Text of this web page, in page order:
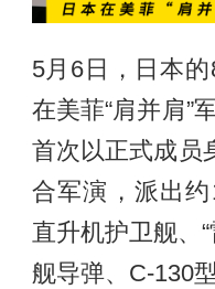
5月6日，日本
在美菲“肩并肩”
首次以正式成员
合军演，派出约
直升机护卫舰、
舰导弹、C-130